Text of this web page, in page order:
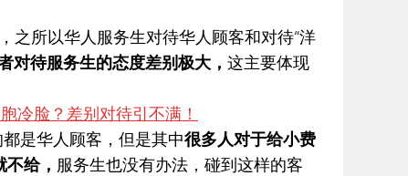
之所以华人服务生对待华人顾客和对待“洋
对待服务生的态度差别极大， 这主要体现
是华人顾客，但是其中很多人对于给小费
给， 服务生也没有办法，碰到这样的客